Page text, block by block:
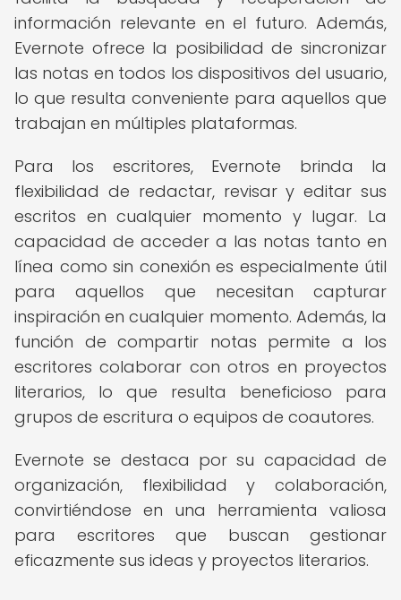
información relevante en el futuro. Además,
Evernote ofrece la posibilidad de sincronizar
las notas en todos los dispositivos del usuario,
lo que resulta conveniente para aquellos que
trabajan en múltiples plataformas.
Para los escritores, Evernote brinda la
flexibilidad de redactar, revisar y editar sus
escritos en cualquier momento y lugar. La
capacidad de acceder a las notas tanto en
línea como sin conexión es especialmente útil
para aquellos que necesitan capturar
inspiración en cualquier momento. Además, la
función de compartir notas permite a los
escritores colaborar con otros en proyectos
literarios, lo que resulta beneficioso para
grupos de escritura o equipos de coautores.
Evernote se destaca por su capacidad de
organización, flexibilidad y colaboración,
convirtiéndose en una herramienta valiosa
para escritores que buscan gestionar
eficazmente sus ideas y proyectos literarios.